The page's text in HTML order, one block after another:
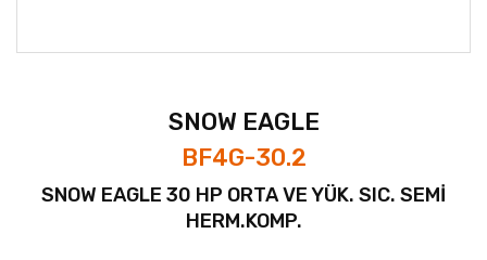
SNOW EAGLE
BF4G-30.2
SNOW EAGLE 30 HP ORTA VE YÜK. SIC. SEMİ
HERM.KOMP.